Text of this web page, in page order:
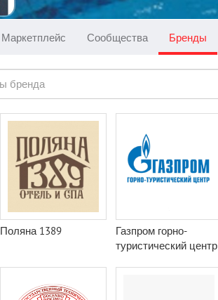
Маркетплейс Сообщества Бренды
Поляна 1389
Газпром горно-
туристический центр